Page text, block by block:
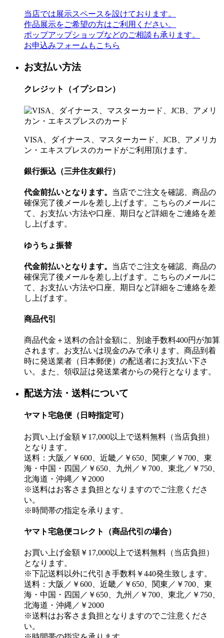
当店では展示スペースを設けております。
作品展示をご希望の方はご利用ください。
ポップアップショップなどのご相談も承ります。
お申込みフォームもこちら
お支払い方法
クレジット（イプシロン）
VISA、ダイナース、マスターカード、JCB、アメリカ
ン・エキスプレスのカードがご利用頂けます。
銀行振込（三井住友銀行）
代金前払いとなります。 当店でご注文を確認、商品の
確保完了後メールを差し上げます。こちらのメールに
て、お支払い方法や口座、期日など詳細をご連絡を差
し上げます。
ゆうちょ振替
代金前払いとなります。 当店でご注文を確認、商品の
確保完了後メールを差し上げます。こちらのメールに
て、お支払い方法や口座、期日など詳細をご連絡を差
し上げます。
商品代引
商品代金＋送料の合計金額に、別途手数料400円が加算
されます。お支払いは現金のみで承ります。商品到着
時に発送業者（日本郵便）の配送者にお支払い下さ
い。また、領収証は発送業者からの発行となります。
配送方法・送料について
ヤマト宅急便（日時指定可）
お買い上げ金額￥17,000以上で送料無料（当店負担）
となります。
送料：大阪／￥600、近畿／￥650、関東／￥700、東
海・中国・四国／￥650、九州／￥700、東北／￥750、
北海道・沖縄／￥2000
※送料はお客さま負担となりますのでご注意くださ
い。
※時間帯の指定を承ります。
ヤマト宅急便コレクト（商品代引の場合）
お買い上げ金額￥17,000以上で送料無料（当店負担）
となります。
※下記送料以外に代引き手数料￥440発生致します。
送料：大阪／￥600、近畿／￥650、関東／￥700、東
海・中国・四国／￥650、九州／￥700、東北／￥750、
北海道・沖縄／￥2000
※送料はお客さま負担となりますのでご注意くださ
い。